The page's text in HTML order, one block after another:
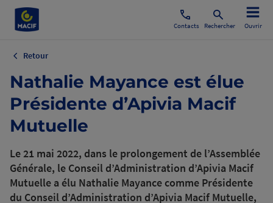
Contacts Rechercher Ouvrir
Retour
Nathalie Mayance est élue
Présidente d’Apivia Macif
Mutuelle
Le 21 mai 2022, dans le prolongement de l’Assemblée
Générale, le Conseil d’Administration d’Apivia Macif
Mutuelle a élu Nathalie Mayance comme Présidente
du Conseil d’Administration d’Apivia Macif Mutuelle,